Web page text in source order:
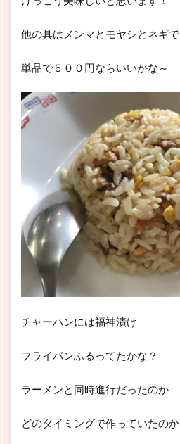
他の具はメンマとモヤシとネギで
単品で５００円ならいいかな～
チャーハンには福神漬け
フライパンふるってたかな？
ラーメンと同時進行だったのか
どのタイミングで作っていたのか